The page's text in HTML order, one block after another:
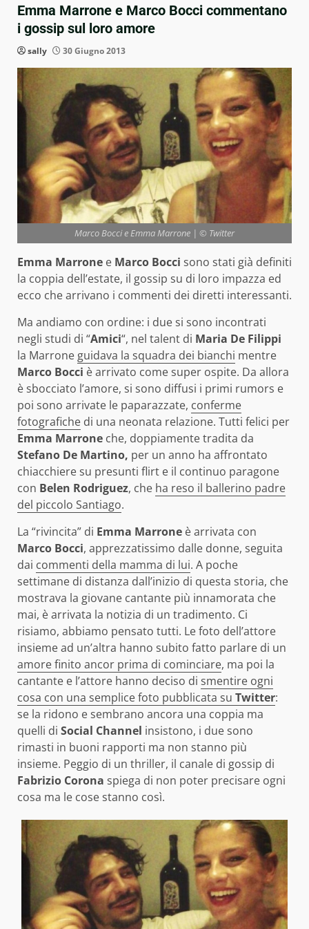
Emma Marrone e Marco Bocci commentano
i gossip sul loro amore
sally 30 Giugno 2013
Marco Bocci e Emma Marrone | © Twitter
Emma Marrone e Marco Bocci sono stati già definiti
la coppia dell’estate, il gossip su di loro impazza ed
ecco che arrivano i commenti dei diretti interessanti.
Ma andiamo con ordine: i due si sono incontrati
negli studi di “Amici“, nel talent di Maria De Filippi
la Marrone guidava la squadra dei bianchi mentre
Marco Bocci è arrivato come super ospite. Da allora
è sbocciato l’amore, si sono diffusi i primi rumors e
poi sono arrivate le paparazzate, conferme
fotografiche di una neonata relazione. Tutti felici per
Emma Marrone che, doppiamente tradita da
Stefano De Martino, per un anno ha affrontato
chiacchiere su presunti flirt e il continuo paragone
con Belen Rodriguez, che ha reso il ballerino padre
del piccolo Santiago.
La “rivincita” di Emma Marrone è arrivata con
Marco Bocci, apprezzatissimo dalle donne, seguita
dai commenti della mamma di lui. A poche
settimane di distanza dall’inizio di questa storia, che
mostrava la giovane cantante più innamorata che
mai, è arrivata la notizia di un tradimento. Ci
risiamo, abbiamo pensato tutti. Le foto dell’attore
insieme ad un’altra hanno subito fatto parlare di un
amore finito ancor prima di cominciare, ma poi la
cantante e l’attore hanno deciso di smentire ogni
cosa con una semplice foto pubblicata su Twitter:
se la ridono e sembrano ancora una coppia ma
quelli di Social Channel insistono, i due sono
rimasti in buoni rapporti ma non stanno più
insieme. Peggio di un thriller, il canale di gossip di
Fabrizio Corona spiega di non poter precisare ogni
cosa ma le cose stanno così.